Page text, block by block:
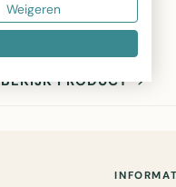
design
BEKIJK PRODUCT
Weigeren